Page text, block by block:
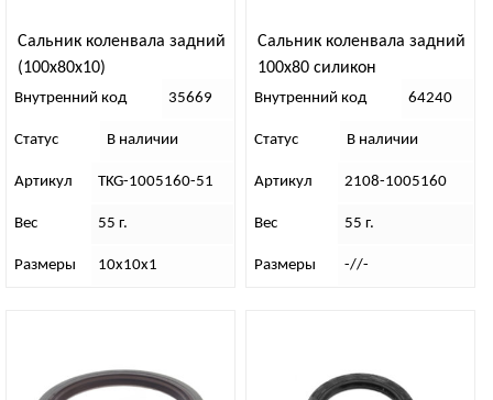
Сальник коленвала задний
(100х80х10)
Внутренний код 35669
Статус В наличии
Артикул TKG-1005160-51
Вес 55 г.
Размеры 10х10х1
Сальник коленвала задний
100х80 силикон
Внутренний код 64240
Статус В наличии
Артикул 2108-1005160
Вес 55 г.
Размеры -//-